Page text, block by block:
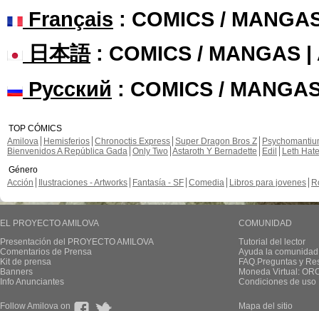
Français : COMICS /
日本語: COMICS / MANGAS |
Русский : COMICS /
TOP CÓMICS
Amilova
Hemisferios Chronoctis Express Super Dragon Bros Z
Bienvenidos A República Gada Only Two Astaroth Y Bernadette Edil
Leth Hate
Género
Acción
Ilustraciones - Artworks Fantasía - SF Comedia Libros para jovenes
EL PROYECTO AMILOVA
Presentación del PROYECTO AMILOVA
Comentarios de Prensa
Kit de prensa
Banners
Info Anunciantes
COMUNIDAD
Tutorial del lector
Ayuda la
FAQ.Preguntas y
Moneda Virtual:
Condiciones de uso
Follow Amilova on Mapa del sitio